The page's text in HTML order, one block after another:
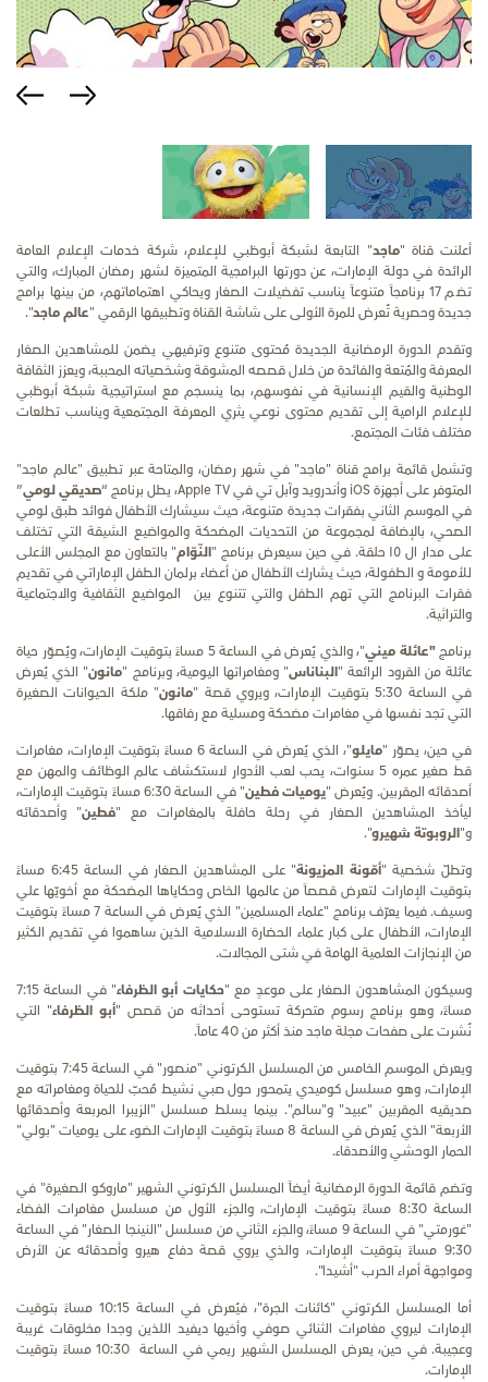
أعلنت قناة "ماجد" التابعة لشبكة أبوظبي للإعلام، شركة خدمات الإعلام العامة
الرائدة في دولة الإمارات، عن دورتها البرامجية المتميزة لشهر رمضان المبارك، والتي
تضم 17 برنامجاً متنوعاً يناسب تفضيلات الصغار ويحاكي اهتماماتهم، من بينها برامج
جديدة وحصرية تُعرض للمرة الأولى على شاشة القناة وتطبيقها الرقمي "عالم ماجد".
وتقدم الدورة الرمضانية الجديدة مُحتوى متنوع وترفيهي يضمن للمشاهدين الصغار
المعرفة والمُتعة والفائدة من خلال قصصه المشوقة وشخصياته المحببة، ويعزز الثقافة
الوطنية والقيم الإنسانية في نفوسهم، بما ينسجم مع استراتيجية شبكة أبوظبي
للإعلام الرامية إلى تقديم محتوى نوعي يثري المعرفة المجتمعية ويناسب تطلعات
مختلف فئات المجتمع.
وتشمل قائمة برامج قناة "ماجد" في شهر رمضان، والمتاحة عبر تطبيق "عالم ماجد"
المتوفر على أجهزة iOS وأندرويد وآبل تي في Apple TV، يطل برنامج “
صديقي لومي”
في الموسم الثاني بفقرات جديدة متنوعة، حيث سيشارك الأطفال فوائد طبق لومي
الصحي، بالإضافة لمجموعة من التحديات المضحكة والمواضيع الشيقة التي تختلف
على مدار ال ١٥ حلقة. في حين سيعرض برنامج "
النّوّام" بالتعاون مع المجلس الأعلى
للأمومة و الطفولة، حيث يشارك الأطفال من أعضاء برلمان الطفل الإماراتي في تقديم
فقرات البرنامج التي تهم الطفل والتي تتنوع بين المواضيع الثقافية والاجتماعية
والتراثية.
برنامج"عائلة ميني
"، والذي يُعرض في الساعة 5 مساءً بتوقيت الإمارات، ويُصوّر حياة
عائلة من القرود الرائعة "البناناس" ومغامراتها اليومية، وبرنامج "مانون" الذي يُعرض
في الساعة 5:30 بتوقيت الإمارات، ويروي قصة "
مانون" ملكة الحيوانات الصغيرة
التي تجد نفسها في مغامرات مضحكة ومسلية مع رفاقها.
في حين، يصوّر "مايلو
"، الذي يُعرض في الساعة 6 مساءً بتوقيت الإمارات، مغامرات
قط صغير عمره 5 سنوات، يحب لعب الأدوار لاستكشاف عالم الوظائف والمهن مع
أصدقائه المقربين. ويُعرض "يوميات فطين
" في الساعة 6:30 مساءً بتوقيت الإمارات،
ليأخذ المشاهدين الصغار في رحلة حافلة بالمغامرات مع "فطين" وأصدقائه
و"الروبوتة شهيرو".
وتطلّ شخصية "أمّونة المزيونة
" على المشاهدين الصغار في الساعة 6:45 مساءً
بتوقيت الإمارات لتعرض قصصاً من عالمها الخاص وحكاياها المضحكة مع أخويّها علي
وسيف. فيما يعرّف برنامج "علماء المسلمين" الذي يُعرض في الساعة 7 مساءً بتوقيت
الإمارات، الأطفال على كبار علماء الحضارة الاسلامية الذين ساهموا في تقديم الكثير
من الإنجازات العلمية الهامة في شتى المجالات.
وسيكون المشاهدون الصغار على موعدٍ مع "حكايات أبو الظرفاء
" في الساعة 7:15
مساءً، وهو برنامج رسوم متحركة تستوحى أحداثه من قصص "أبو الظرفاء" التي
نُشرت على صفحات مجلة ماجد منذ أكثر من 40 عاماً.
ويعرض الموسم الخامس من المسلسل الكرتوني "منصور" في الساعة 7:45 بتوقيت
الإمارات، وهو مسلسل كوميدي يتمحور حول صبي نشيط مُحبّ للحياة ومغامراته مع
صديقيه المقربين "عبيد" و"سالم". بينما يسلط مسلسل "الزيبرا المربعة وأصدقائها
الأربعة" الذي يُعرض في الساعة 8 مساءً بتوقيت الإمارات الضوء على يوميات "بولي"
الحمار الوحشي والأصدقاء.
وتضم قائمة الدورة الرمضانية أيضاً المسلسل الكرتوني الشهير "ماروكو الصغيرة" في
الساعة 8:30 مساءً بتوقيت الإمارات، والجزء الأول من مسلسل مغامرات الفضاء
"غورمتي" في الساعة 9 مساءً، والجزء الثاني من مسلسل "النينجا الصغار" في الساعة
9:30 مساءً بتوقيت الإمارات، والذي يروي قصة دفاع هيرو وأصدقائه عن الأرض
ومواجهة أمراء الحرب "أشيدا".
أما المسلسل الكرتوني "كائنات الجرة"، فيُعرض في الساعة 10:15 مساءً بتوقيت
الإمارات ليروي مغامرات الثنائي صوفي وأخيها ديفيد اللذين وجدا مخلوقات غريبة
وعجيبة. في حين، يعرض المسلسل الشهير ريمي في الساعة 10:30 مساءً بتوقيت
الإمارات.